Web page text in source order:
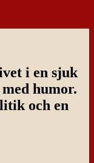
i en sjuk
humor.
och en